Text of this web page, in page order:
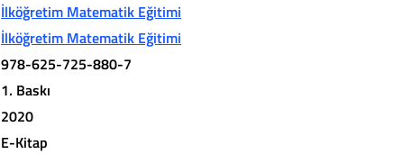
İlköğretim Matematik Eğitimi
İlköğretim Matematik Eğitimi
978-625-725-880-7
1. Baskı
2020
E-Kitap